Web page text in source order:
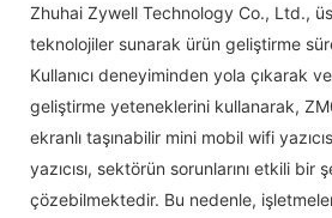
Zhuhai Zywell Technology Co., Ltd.,
teknolojiler sunarak ürün geliştirme
Kullanıcı deneyiminden yola çıkarak
geliştirme yeteneklerini kullanarak,
ekranlı taşınabilir mini mobil wifi
yazıcısı, sektörün sorunlarını etkili bir
çözebilmektedir. Bu nedenle,